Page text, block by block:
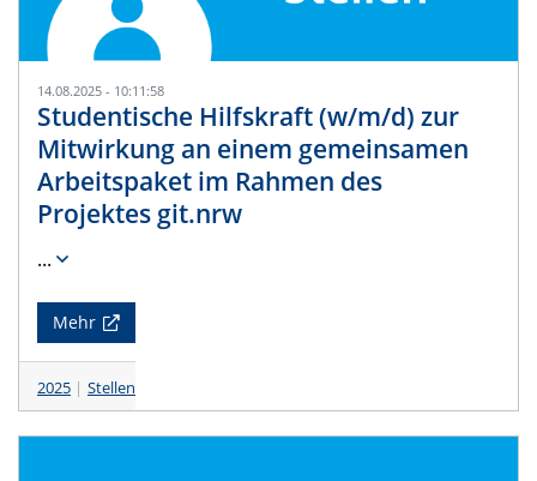
14.08.2025 - 10:11:58
Studentische Hilfskraft (w/m/d) zur
Mitwirkung an einem gemeinsamen
Arbeitspaket im Rahmen des
Projektes git.nrw
...
Mehr
2025 Stellen